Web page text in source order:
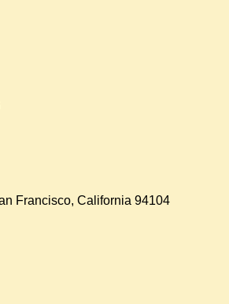
Francisco, California 94104